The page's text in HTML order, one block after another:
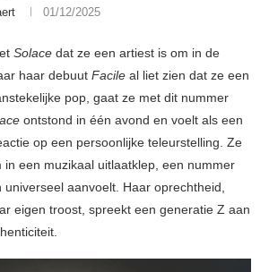
01/12/2025
Solace dat ze een artiest is om in de
haar debuut Facile al liet zien dat ze een
pop, gaat ze met dit nummer
ontstond in één avond en voelt als een
op een persoonlijke teleurstelling. Ze
in een muzikaal uitlaatklep, een nummer
universeel aanvoelt. Haar oprechtheid,
eigen troost, spreekt een generatie Z aan